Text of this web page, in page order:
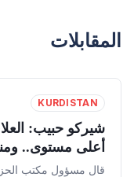
المقابلات
KURDISTAN
شيركو حبيب:
أعلى مستوى..
بالانفجار
قال مسؤول مكتب